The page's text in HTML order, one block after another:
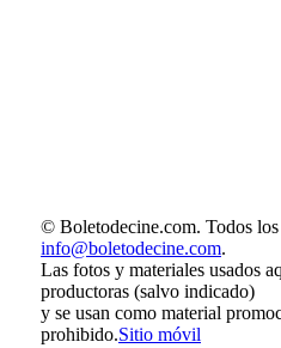
© Boletodecine.com. Todos los
info@boletodecine.com.
Las fotos y materiales usados
productoras (salvo indicado)
y se usan como material
prohibido.Sitio móvil